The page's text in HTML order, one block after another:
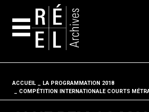
ACCUEIL
LA PROGRAMMATION 2018
COMPÉTITION INTERNATIONALE COURTS